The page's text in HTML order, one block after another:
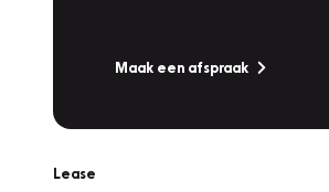
Maak een afspraak
Lease